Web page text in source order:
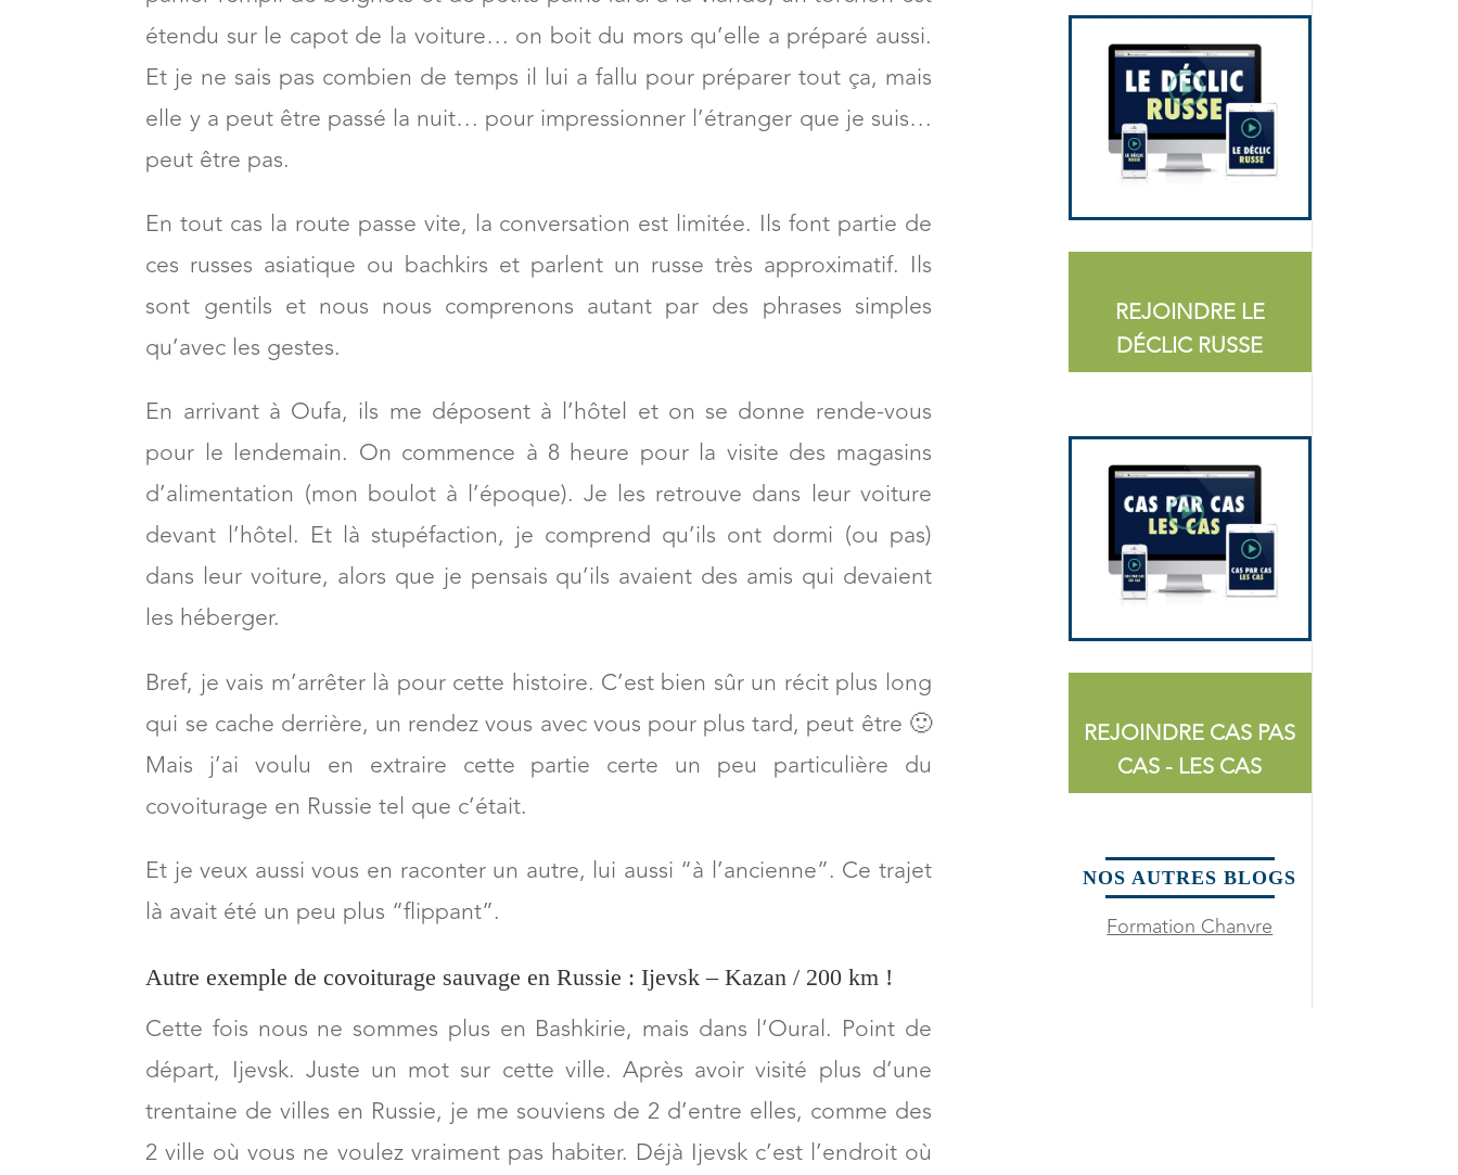
On s’arrête sur un bord de route. La femme de mon chauffeur sort son
panier rempli de beignets et de petits pains farci à la viande, un torchon est
étendu sur le capot de la voiture… on boit du mors qu’elle a préparé aussi.
Et je ne sais pas combien de temps il lui a fallu pour préparer tout ça, mais
elle y a peut être passé la nuit… pour impressionner l’étranger que je suis…
peut être pas.
En tout cas la route passe vite, la conversation est limitée. Ils font partie de
ces russes asiatique ou bachkirs et parlent un russe très approximatif. Ils
sont gentils et nous nous comprenons autant par des phrases simples
qu’avec les gestes.
En arrivant à Oufa, ils me déposent à l’hôtel et on se donne rende-vous
pour le lendemain. On commence à 8 heure pour la visite des magasins
d’alimentation (mon boulot à l’époque). Je les retrouve dans leur voiture
devant l’hôtel. Et là stupéfaction, je comprend qu’ils ont dormi (ou pas)
dans leur voiture, alors que je pensais qu’ils avaient des amis qui devaient
les héberger.
Bref, je vais m’arrêter là pour cette histoire. C’est bien sûr un récit plus long
qui se cache derrière, un rendez vous avec vous pour plus tard, peut être 🙂
Mais j’ai voulu en extraire cette partie certe un peu particulière du
covoiturage en Russie tel que c’était.
Et je veux aussi vous en raconter un autre, lui aussi “à l’ancienne”. Ce trajet
là avait été un peu plus “flippant”.
Autre exemple de covoiturage sauvage en Russie : Ijevsk – Kazan / 200 km !
Cette fois nous ne sommes plus en Bashkirie, mais dans l’Oural. Point de
départ, Ijevsk. Juste un mot sur cette ville. Après avoir visité plus d’une
REJOINDRE LE
REJOINDRE CAS PAS